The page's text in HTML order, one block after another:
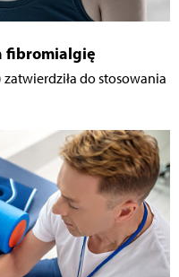
fibromialgię
do stosowania